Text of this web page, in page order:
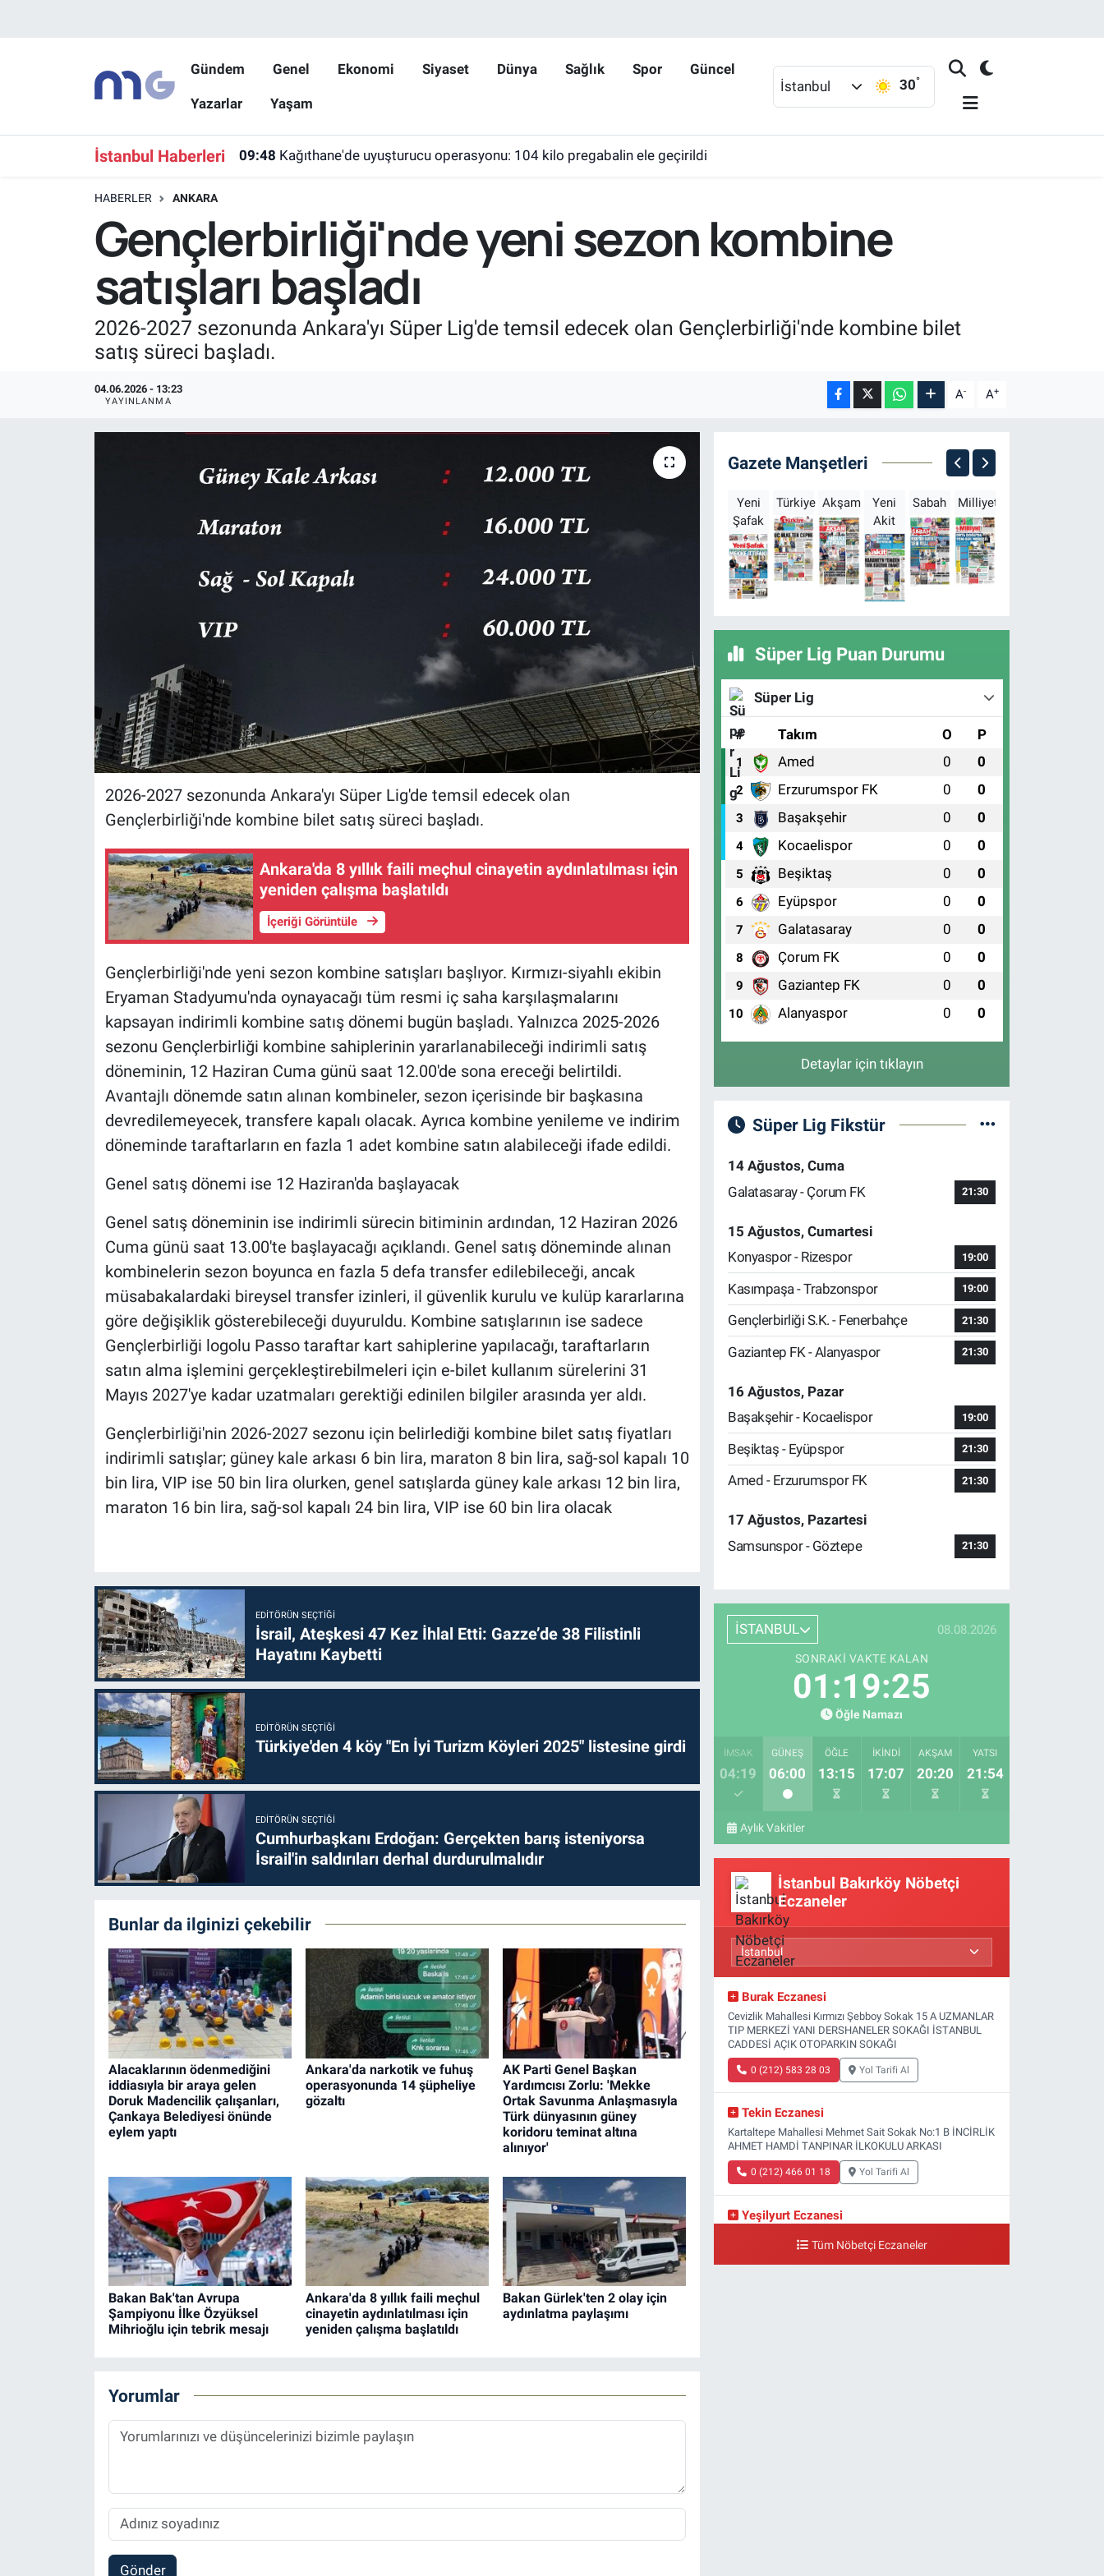
Gündem Genel Ekonomi Siyaset Dünya Sağlık Spor Güncel
Yazarlar Yaşam
İstanbul 30°
İstanbul Haberleri 09:48 Kağıthane'de uyuşturucu operasyonu: 104 kilo pregabalin ele geçirildi
HABERLER ANKARA
Gençlerbirliği'nde yeni sezon kombine
satışları başladı
2026-2027 sezonunda Ankara'yı Süper Lig'de temsil edecek olan Gençlerbirliği'nde kombine bilet
satış süreci başladı.
04.06.2026 - 13:23
YAYINLANMA A- A+
2026-2027 sezonunda Ankara'yı Süper Lig'de temsil edecek olan
Gençlerbirliği'nde kombine bilet satış süreci başladı.
Ankara'da 8 yıllık faili meçhul cinayetin aydınlatılması için
yeniden çalışma başlatıldı
İçeriği Görüntüle
Gençlerbirliği'nde yeni sezon kombine satışları başlıyor. Kırmızı-siyahlı ekibin
Eryaman Stadyumu'nda oynayacağı tüm resmi iç saha karşılaşmalarını
kapsayan indirimli kombine satış dönemi bugün başladı. Yalnızca 2025-2026
sezonu Gençlerbirliği kombine sahiplerinin yararlanabileceği indirimli satış
döneminin, 12 Haziran Cuma günü saat 12.00'de sona ereceği belirtildi.
Avantajlı dönemde satın alınan kombineler, sezon içerisinde bir başkasına
devredilemeyecek, transfere kapalı olacak. Ayrıca kombine yenileme ve indirim
döneminde taraftarların en fazla 1 adet kombine satın alabileceği ifade edildi.
Genel satış dönemi ise 12 Haziran'da başlayacak
Genel satış döneminin ise indirimli sürecin bitiminin ardından, 12 Haziran 2026
Cuma günü saat 13.00'te başlayacağı açıklandı. Genel satış döneminde alınan
kombinelerin sezon boyunca en fazla 5 defa transfer edilebileceği, ancak
müsabakalardaki bireysel transfer izinleri, il güvenlik kurulu ve kulüp kararlarına
göre değişiklik gösterebileceği duyuruldu. Kombine satışlarının ise sadece
Gençlerbirliği logolu Passo taraftar kart sahiplerine yapılacağı, taraftarların
satın alma işlemini gerçekleştirebilmeleri için e-bilet kullanım sürelerini 31
Mayıs 2027'ye kadar uzatmaları gerektiği edinilen bilgiler arasında yer aldı.
Gençlerbirliği'nin 2026-2027 sezonu için belirlediği kombine bilet satış fiyatları
indirimli satışlar; güney kale arkası 6 bin lira, maraton 8 bin lira, sağ-sol kapalı 10
bin lira, VIP ise 50 bin lira olurken, genel satışlarda güney kale arkası 12 bin lira,
maraton 16 bin lira, sağ-sol kapalı 24 bin lira, VIP ise 60 bin lira olacak
EDITÖRÜN SEÇTIĞI
İsrail, Ateşkesi 47 Kez İhlal Etti: Gazze’de 38 Filistinli
Hayatını Kaybetti
EDITÖRÜN SEÇTIĞI
Türkiye'den 4 köy "En İyi Turizm Köyleri 2025" listesine girdi
EDITÖRÜN SEÇTIĞI
Cumhurbaşkanı Erdoğan: Gerçekten barış isteniyorsa
İsrail'in saldırıları derhal durdurulmalıdır
Bunlar da ilginizi çekebilir
Alacaklarının ödenmediğini
iddiasıyla bir araya gelen
Doruk Madencilik çalışanları,
Çankaya Belediyesi önünde
eylem yaptı
Ankara'da narkotik ve fuhuş
operasyonunda 14 şüpheliye
gözaltı
AK Parti Genel Başkan
Yardımcısı Zorlu: 'Mekke
Ortak Savunma Anlaşmasıyla
Türk dünyasının güney
koridoru teminat altına
alınıyor'
Bakan Bak'tan Avrupa
Şampiyonu İlke Özyüksel
Mihrioğlu için tebrik mesajı
Ankara'da 8 yıllık faili meçhul
cinayetin aydınlatılması için
yeniden çalışma başlatıldı
Bakan Gürlek'ten 2 olay için
aydınlatma paylaşımı
Yorumlar
Gönder
Gazete Manşetleri
Yeni
Şafak
Türkiye Akşam
Yeni
Akit
Sabah Milliyet
Süper Lig Puan Durumu
Süper Lig
# Takım O P
1 Amed 0 0
2 Erzurumspor FK 0 0
3 Başakşehir 0 0
4 Kocaelispor 0 0
5 Beşiktaş 0 0
6 Eyüpspor 0 0
7 Galatasaray 0 0
8 Çorum FK 0 0
9 Gaziantep FK 0 0
10 Alanyaspor 0 0
Detaylar için tıklayın
Süper Lig Fikstür
14 Ağustos, Cuma
Galatasaray - Çorum FK
21:30
15 Ağustos, Cumartesi
Konyaspor - Rizespor
19:00
Kasımpaşa - Trabzonspor 19:00
Gençlerbirliği S.K. - Fenerbahçe 21:30
Gaziantep FK - Alanyaspor 21:30
16 Ağustos, Pazar
Başakşehir - Kocaelispor
19:00
Beşiktaş - Eyüpspor 21:30
Amed - Erzurumspor FK 21:30
17 Ağustos, Pazartesi
Samsunspor - Göztepe
21:30
İSTANBUL 08.08.2026
SONRAKI VAKTE KALAN
01:19:24
Öğle Namazı
İMSAK
04:19
GÜNEŞ
06:00
ÖĞLE
13:15
İKINDI
17:07
AKŞAM
20:20
YATSI
21:54
Aylık Vakitler
İstanbul Bakırköy Nöbetçi
Eczaneler
Burak Eczanesi
Cevizlik Mahallesi Kırmızı Şebboy Sokak 15 A UZMANLAR
TIP MERKEZİ YANI DERSHANELER SOKAĞI İSTANBUL
CADDESİ AÇIK OTOPARKIN SOKAĞI
0 (212) 583 28 03 Yol Tarifi Al
Tekin Eczanesi
Kartaltepe Mahallesi Mehmet Sait Sokak No:1 B İNCİRLİK
AHMET HAMDİ TANPINAR İLKOKULU ARKASI
0 (212) 466 01 18 Yol Tarifi Al
Yeşilyurt Eczanesi
Tüm Nöbetçi Eczaneler
Hava Durumu
İstanbul Namaz Vakitleri
Süper Lig Puan Durumu ve Fikstür
Haber Arşivi